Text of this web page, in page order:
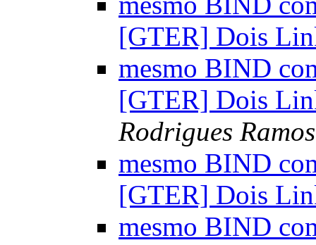
[GTER] Dois
mesmo BIND
[GTER] Dois
Rodrigues Ramos
mesmo BIND
[GTER] Dois
mesmo BIND